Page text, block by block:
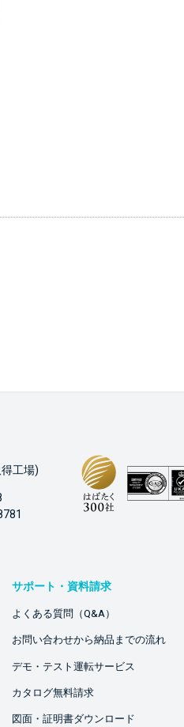
工場)
サポート・資料請求
よくある質問（Q&A）
お問い合わせから納品までの流れ
デモ・テスト運転サービス
カタログ無料請求
図面・証明書ダウンロード